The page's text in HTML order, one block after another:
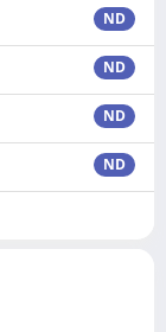
ND
ND
ND
ND